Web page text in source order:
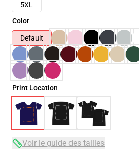
5XL
Color
Default
Print Location
Voir le guide des tailles